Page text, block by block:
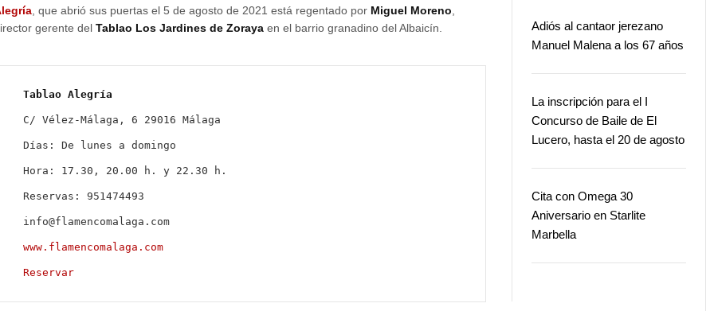
, que abrió sus puertas el 5 de agosto de 2021 está regentado por Miguel Moreno
gerente delTablao Los Jardines de Zoraya en el barrio granadino del Albaicín.
C/ Vélez-Málaga, 6 29016 Málaga
Días: De lunes a domingo
Hora: 17.30, 20.00 h. y 22.30 h.
Reservas: 951474493
www.flamencomalaga.com
Reservar
Adiós al cantaor jerezano
Manuel Malena a los 67 años
La inscripción para el I
Concurso de Baile de El
Lucero, hasta el 20 de agosto
Cita con Omega 30
Aniversario en Starlite
Marbella